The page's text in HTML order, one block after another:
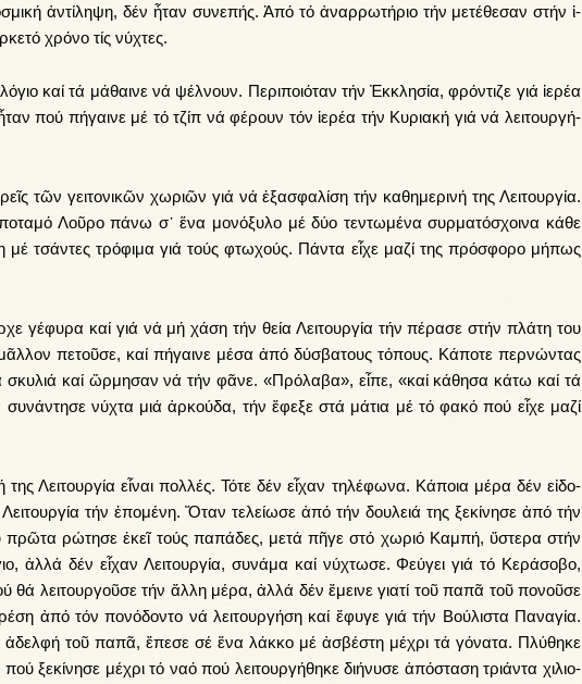
ἀν­τί­λη­ψη, δέν ἦ­ταν συ­νε­πής. Ἀ­πό τό ἀ­ναρ­ρω­τή­ριο τήν με­τέ­θε­σαν στήν ἱ­
χρό­νο τίς νύ­χτες.
καί τά μά­θαι­νε νά ψέλ­νουν. Πε­ρι­ποι­ό­ταν τήν Ἐκ­κλη­σί­α, φρόν­τι­ζε γιά ἱ­ε­ρέ­α
πού πή­γαι­νε μέ τό τζίπ νά φέ­ρουν τόν ἱ­ε­ρέ­α τήν Κυ­ρια­κή γιά νά λει­τουρ­γή­
τῶν γει­το­νι­κῶν χω­ρι­ῶν γιά νά ἐ­ξα­σφα­λί­ση τήν κα­θη­με­ρι­νή της Λει­τουρ­γί­α.
Λοῦ­ρο πά­νω σ᾿ ἕ­να μο­νό­ξυ­λο μέ δύ­ο τεν­τω­μέ­να συρ­μα­τό­σχοι­να κά­θε
τσάν­τες τρό­φι­μα γιά τούς φτω­χούς. Πάν­τα εἶ­χε μα­ζί της πρό­σφο­ρο μή­πως
γέ­φυ­ρα καί γιά νά μή χά­ση τήν θεί­α Λει­τουρ­γί­α τήν πέ­ρα­σε στήν πλά­τη του
πε­τοῦ­σε, καί πή­γαι­νε μέ­σα ἀ­πό δύ­σβα­τους τό­πους. Κά­πο­τε περ­νώ­ντας
σκυ­λιά καί ὥρ­μη­σαν νά τήν φᾶ­νε. «Πρό­λα­βα», εἶ­πε, «καί κά­θη­σα κά­τω καί τά
νύ­χτα μιά ἀρ­κού­δα, τήν ἔφε­ξε στά μά­τια μέ τό φα­κό πού εἶ­χε μα­ζί
της Λει­τουρ­γί­α εἶ­ναι πολ­λές. Τό­τε δέν εἶχαν τη­λέ­φω­να. Κά­ποι­α μέ­ρα δέν εἰ­δο­
τήν ἑ­πο­μέ­νη. Ὅ­ταν τε­λεί­ω­σε ἀ­πό τήν δου­λειά της ξε­κί­νη­σε ἀ­πό τήν
ρώ­τη­σε ἐ­κεῖ τούς πα­πά­δες, με­τά πῆ­γε στό χω­ριό Καμ­πή, ὕ­στε­ρα στήν
ἀλλά δέν εἶ­χαν Λει­τουρ­γί­α, συ­νά­μα καί νύ­χτω­σε. Φεύ­γει γιά τό Κε­ρά­σο­βο,
λει­τουρ­γοῦ­σε τήν ἄλ­λη μέ­ρα, ἀλ­λά δέν ἔ­μει­νε γιατί τοῦ πα­πᾶ τοῦ πο­νοῦ­σε
ἀ­πό τόν πο­νό­δον­το νά λει­τουρ­γή­ση καί ἔ­φυ­γε γιά τήν Βού­λι­στα Πα­να­γί­α.
ἀ­δελ­φή τοῦ πα­πᾶ, ἔ­πε­σε σέ ἕ­να λάκ­κο μέ ἀ­σβέ­στη μέ­χρι τά γό­να­τα. Πλύ­θη­κε
ξε­κί­νη­σε μέ­χρι τό να­ό πού λει­τουρ­γή­θη­κε δι­ή­νυ­σε ἀ­πό­στα­ση τριά­ντα χι­λι­ο­